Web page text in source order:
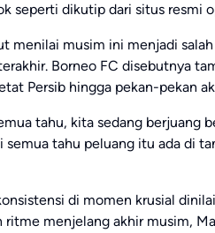
seperti dikutip dari situs resmi
menilai musim ini menjadi
Borneo FC disebutnya
Persib hingga pekan-pekan
tahu, kita sedang berjuang
semua tahu peluang itu ada di
di momen krusial
menjelang akhir musim,